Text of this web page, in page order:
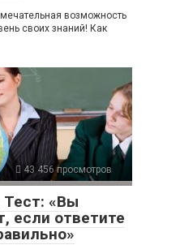
возможность
своих знаний! Как
43 456 просмотров
Тест: «Вы
если ответите